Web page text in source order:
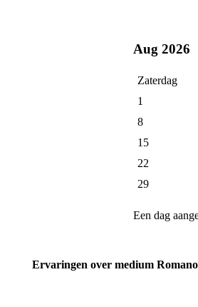
Aug 2026
Zaterdag
1
8
15
22
29
Een dag
Ervaringen over medium Romano